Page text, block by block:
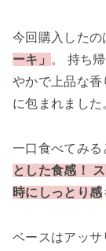
今回購入したの
ーキ」
。 持ち
やかで上品な
に包まれました
一口食べてみ
とした食感！
時にしっとり感
ベースはアッ